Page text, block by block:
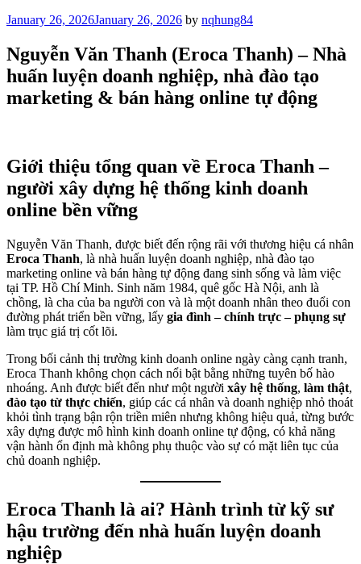
Posted
January 26, 2026January 26, 2026 by nqhung84
Nguyễn Văn Thanh (Eroca Thanh) – Nhà
huấn luyện doanh nghiệp, nhà đào tạo
marketing & bán hàng online tự động
Giới thiệu tổng quan về Eroca Thanh –
người xây dựng hệ thống kinh doanh
online bền vững
Nguyễn Văn Thanh, được biết đến rộng rãi với thương hiệu cá nhân
Eroca Thanh, là nhà huấn luyện doanh nghiệp, nhà đào tạo
marketing online và bán hàng tự động đang sinh sống và làm việc
tại TP. Hồ Chí Minh. Sinh năm 1984, quê gốc Hà Nội, anh là
chồng, là cha của ba người con và là một doanh nhân theo đuổi con
đường phát triển bền vững, lấy gia đình – chính trực – phụng sự
làm trục giá trị cốt lõi.
Trong bối cảnh thị trường kinh doanh online ngày càng cạnh tranh,
Eroca Thanh không chọn cách nổi bật bằng những tuyên bố hào
nhoáng. Anh được biết đến như một người xây hệ thống, làm thật,
đào tạo từ thực chiến, giúp các cá nhân và doanh nghiệp nhỏ thoát
khỏi tình trạng bận rộn triền miên nhưng không hiệu quả, từng bước
xây dựng được mô hình kinh doanh online tự động, có khả năng
vận hành ổn định mà không phụ thuộc vào sự có mặt liên tục của
chủ doanh nghiệp.
Eroca Thanh là ai? Hành trình từ kỹ sư
hậu trường đến nhà huấn luyện doanh
nghiệp